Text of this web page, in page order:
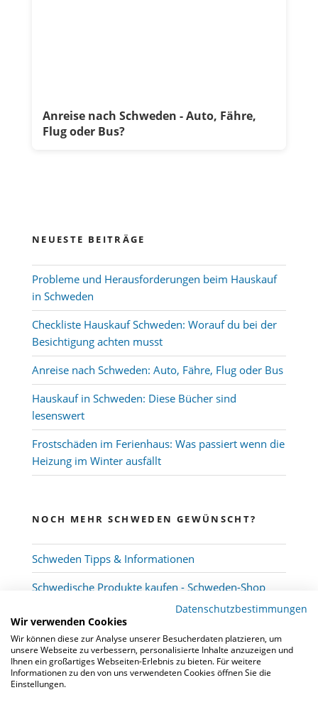
Anreise nach Schweden - Auto, Fähre,
Flug oder Bus?
NEUESTE BEITRÄGE
Probleme und Herausforderungen beim Hauskauf
in Schweden
Checkliste Hauskauf Schweden: Worauf du bei der
Besichtigung achten musst
Anreise nach Schweden: Auto, Fähre, Flug oder Bus
Hauskauf in Schweden: Diese Bücher sind
lesenswert
Frostschäden im Ferienhaus: Was passiert wenn die
Heizung im Winter ausfällt
NOCH MEHR SCHWEDEN GEWÜNSCHT?
Schweden Tipps & Informationen
Schwedische Produkte kaufen - Schweden-Shop
Datenschutzbestimmungen
Wir verwenden Cookies
Wir können diese zur Analyse unserer Besucherdaten platzieren, um
unsere Webseite zu verbessern, personalisierte Inhalte anzuzeigen und
Ihnen ein großartiges Webseiten-Erlebnis zu bieten. Für weitere
Informationen zu den von uns verwendeten Cookies öffnen Sie die
Einstellungen.